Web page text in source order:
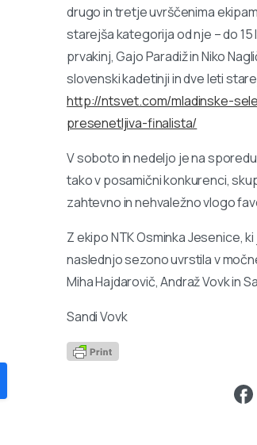
drugo in tretje uvrščenima
starejša kategorija od nje – do
prvakinj, Gajo Paradiž in Niko
slovenski kadetinji in dve leti
http://ntsvet.com/mladinske-
presenetljiva-finalista/
V soboto in nedeljo je na
tako v posamični konkurenci,
zahtevno in nehvaležno vlogo
Z ekipo NTK Osminka Jesenice,
naslednjo sezono uvrstila v
Miha Hajdarovič, Andraž Vovk in
Sandi Vovk